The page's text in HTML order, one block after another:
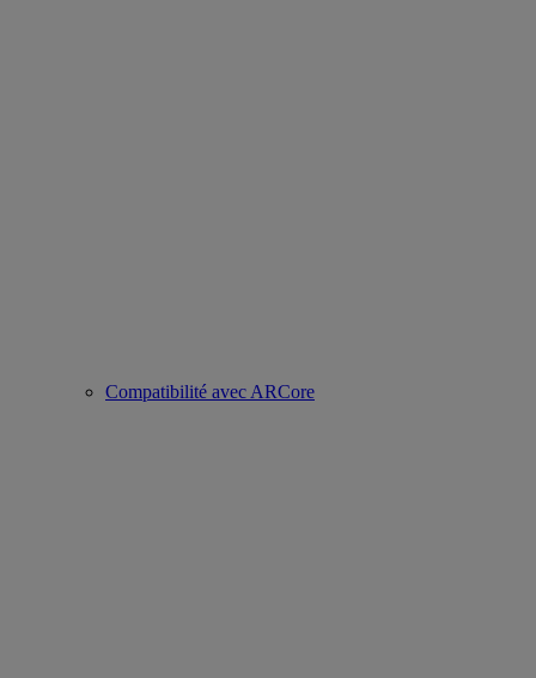
Compatibilité avec ARCore